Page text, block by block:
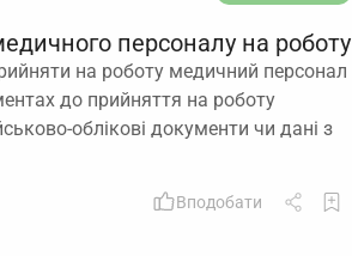
персоналу на роботу
на роботу медичний персонал
до прийняття на роботу
облікові документи чи дані з
Вподобати